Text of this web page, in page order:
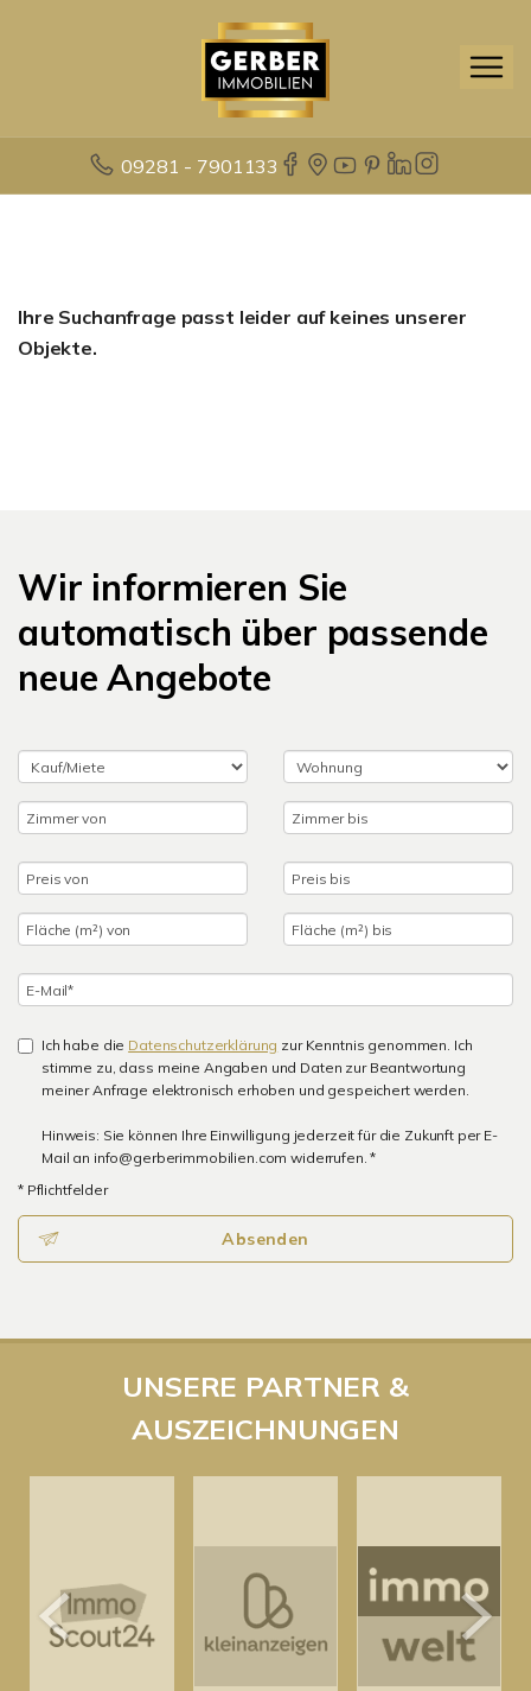
09281 - 7901133
Ihre Suchanfrage passt leider auf keines unserer
Objekte.
Wir informieren Sie
automatisch über passende
neue Angebote
Ich habe die Datenschutzerklärung zur Kenntnis genommen. Ich
stimme zu, dass meine Angaben und Daten zur Beantwortung
meiner Anfrage elektronisch erhoben und gespeichert werden.
Hinweis: Sie können Ihre Einwilligung jederzeit für die Zukunft per E-
Mail an info@gerberimmobilien.com widerrufen. *
* Pflichtfelder
Absenden
UNSERE PARTNER &
AUSZEICHNUNGEN